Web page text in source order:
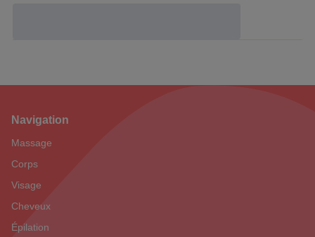
Footer
Navigation
Massage
Corps
Visage
Cheveux
Épilation